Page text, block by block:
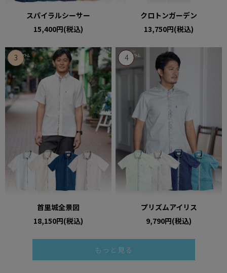
スパイラルシーサー
15,400円(税込)
クロトンガーデン
13,750円(税込)
首里城全景図
18,150円(税込)
プリズムアイリス
9,790円(税込)
もっと見る